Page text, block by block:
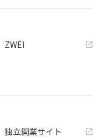
ZWEI
独立開業サイト